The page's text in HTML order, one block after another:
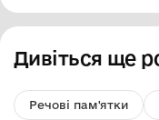
Дивіться ще
Речові пам'ятки